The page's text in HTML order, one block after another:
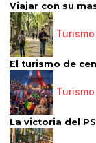
Viajar con su
Turismo
El turismo de
Turismo
La victoria del